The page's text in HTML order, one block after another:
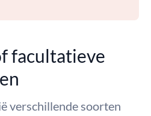
facultatieve
verschillende soorten